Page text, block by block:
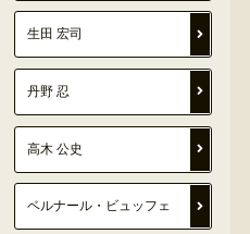
生田 宏司
丹野 忍
高木 公史
ベルナール・ビュッフェ